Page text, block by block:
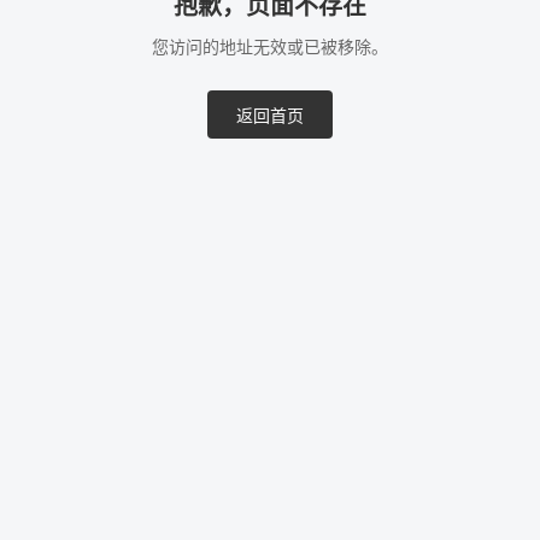
抱歉，页面不存在
您访问的地址无效或已被移除。
返回首页